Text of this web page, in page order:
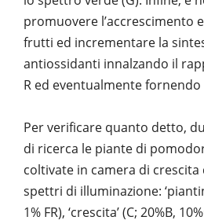
promuovere l’accrescimento
frutti ed incrementare la
antiossidanti innalzando il
R ed eventualmente fornendo
Per verificare quanto detto,
di ricerca le piante di
coltivate in camera di
spettri di illuminazione:
1% FR), ‘crescita’ (C; 20%B,